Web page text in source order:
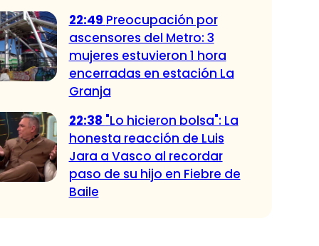
22:49 Preocupación por
ascensores del Metro: 3
mujeres estuvieron 1 hora
encerradas en estación La
Granja
22:38 "Lo hicieron bolsa": La
honesta reacción de Luis
Jara a Vasco al recordar
paso de su hijo en Fiebre de
Baile